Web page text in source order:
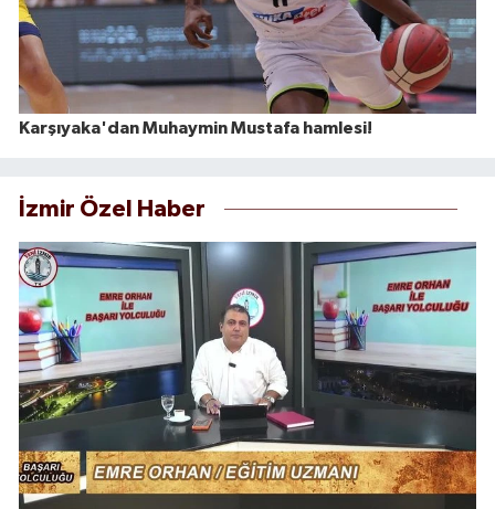
Karşıyaka'dan Muhaymin Mustafa hamlesi!
İzmir Özel Haber